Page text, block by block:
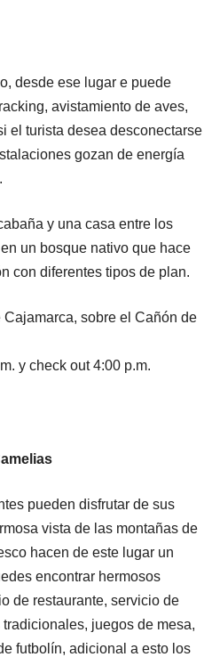
desde ese lugar e puede
avistamiento de aves,
el turista desea desconectarse
gozan de energía
y una casa entre los
un bosque nativo que hace
con diferentes tipos de plan.
Cajamarca, sobre el Cañón de
y check out 4:00 p.m.
pueden disfrutar de sus
vista de las montañas de
hacen de este lugar un
encontrar hermosos
de restaurante, servicio de
juegos de mesa,
futbolín, adicional a esto los